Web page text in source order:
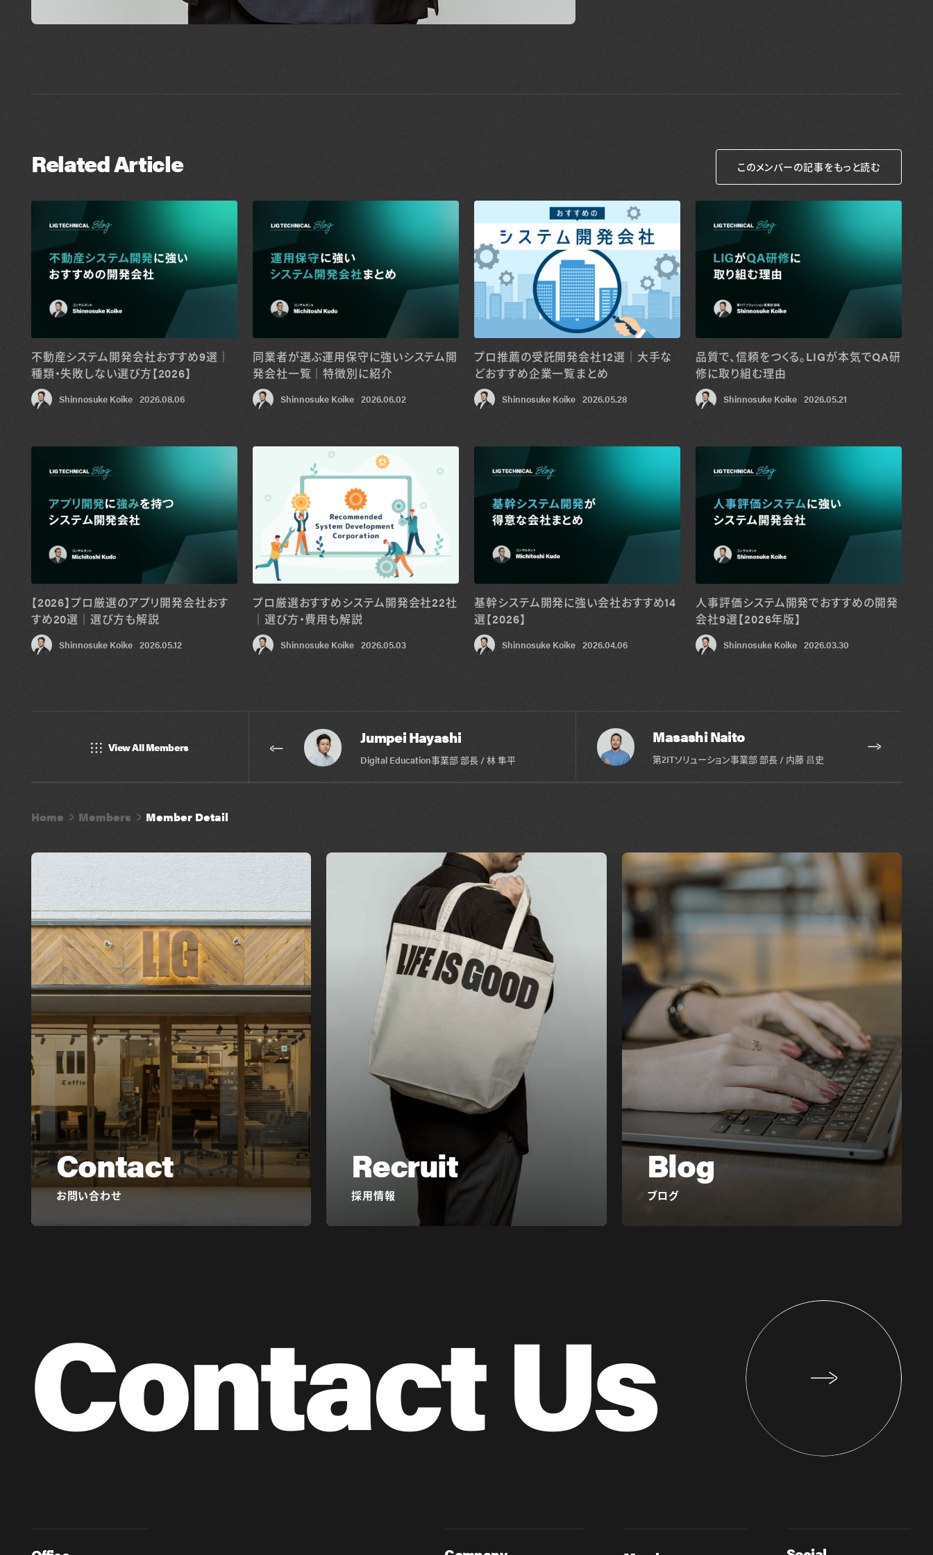
Related Article このメンバーの記事をもっと読む
不動産システム開発会社おすすめ9選｜
種類・失敗しない選び方【2026】
Shinnosuke Koike 2026.08.06
同業者が選ぶ運用保守に強いシステム開
発会社一覧｜特徴別に紹介
Shinnosuke Koike 2026.06.02
プロ推薦の受託開発会社12選│大手な
どおすすめ企業一覧まとめ
Shinnosuke Koike 2026.05.28
品質で、信頼をつくる。LIGが本気でQA研
修に取り組む理由
Shinnosuke Koike 2026.05.21
【2026】プロ厳選のアプリ開発会社おす
すめ20選│選び方も解説
Shinnosuke Koike 2026.05.12
プロ厳選おすすめシステム開発会社22社
│選び方・費用も解説
Shinnosuke Koike 2026.05.03
基幹システム開発に強い会社おすすめ14
選【2026】
Shinnosuke Koike 2026.04.06
人事評価システム開発でおすすめの開発
会社9選【2026年版】
Shinnosuke Koike 2026.03.30
View All Members Jumpei Hayashi
Digital Education事業部 部長 / 林 隼平
Masashi Naito
第2ITソリューション事業部 部長 / 内藤 昌史
Home Members Member Detail
Contact
お問い合わせ
Recruit
採用情報
Blog
ブログ
Contact Us